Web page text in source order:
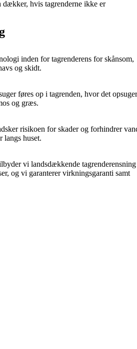
hvis tagrenderne ikke er
inden for tagrenderens for skånsom,
og skidt.
føres op i tagrenden, hvor det opsuger
og græs.
risikoen for skader og forhindrer
langs huset.
vi landsdækkende tagrenderensning
og vi garanterer virkningsgaranti samt